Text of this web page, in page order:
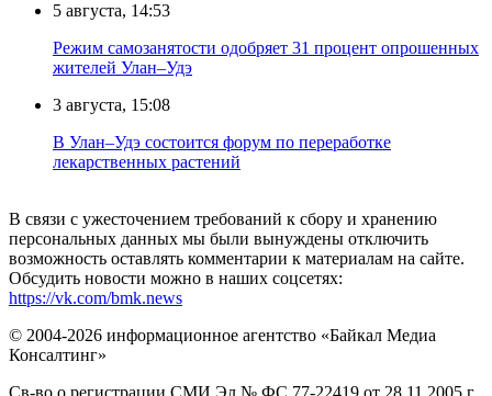
5 августа, 14:53
Режим самозанятости одобряет 31 процент опрошенных
жителей Улан–Удэ
3 августа, 15:08
В Улан–Удэ состоится форум по переработке
лекарственных растений
В связи с ужесточением требований к сбору и хранению
персональных данных мы были вынуждены отключить
возможность оставлять комментарии к материалам на сайте.
Обсудить новости можно в наших соцсетях:
https://vk.com/bmk.news
© 2004-2026 информационное агентство «Байкал Медиа
Консалтинг»